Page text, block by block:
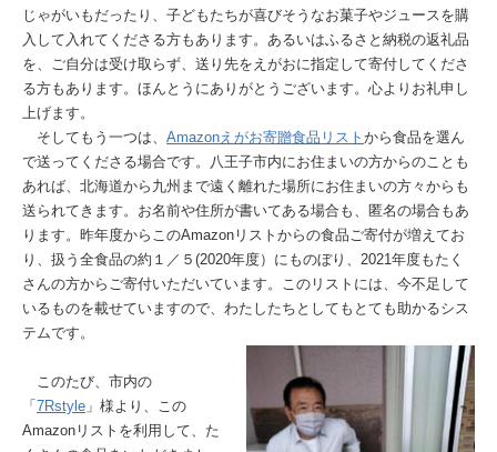
じゃがいもだったり、子どもたちが喜びそうなお菓子やジュースを購
入して入れてくださる方もあります。あるいはふるさと納税の返礼品
を、ご自分は受け取らず、送り先をえがおに指定して寄付してくださ
る方もあります。ほんとうにありがとうございます。心よりお礼申し
上げます。
そしてもう一つは、 Amazonえがお寄贈食品リスト から食品を選ん
で送ってくださる場合です。八王子市内にお住まいの方からのことも
あれば、北海道から九州まで遠く離れた場所にお住まいの方々からも
送られてきます。お名前や住所が書いてある場合も、匿名の場合もあ
ります。昨年度からこのAmazonリストからの食品ご寄付が増えてお
り、扱う全食品の約１／５(2020年度）にものぼり、2021年度もたく
さんの方からご寄付いただいています。このリストには、今不足して
いるものを載せていますので、わたしたちとしてもとても助かるシス
テムです。
このたび、市内の
「7Rstyle 」様より、この
Amazonリストを利用して、た